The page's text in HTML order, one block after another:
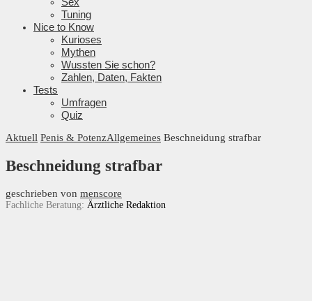
Tuning
Nice to Know
Kurioses
Mythen
Wussten Sie schon?
Zahlen, Daten, Fakten
Tests
Umfragen
Quiz
Aktuell Penis & PotenzAllgemeines Beschneidung strafbar
Beschneidung strafbar
geschrieben von menscore
Fachliche Beratung: Ärztliche Redaktion